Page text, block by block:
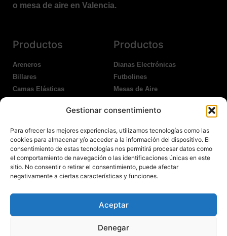
Gestionar consentimiento
Para ofrecer las mejores experiencias, utilizamos tecnologías como las
cookies para almacenar y/o acceder a la información del dispositivo. El
consentimiento de estas tecnologías nos permitirá procesar datos como
el comportamiento de navegación o las identificaciones únicas en este
sitio. No consentir o retirar el consentimiento, puede afectar
negativamente a ciertas características y funciones.
Aceptar
Denegar
o mesa de aire en Valencia.
Productos
Areneros
Billares
Camas Elásticas
Productos
Dianas Electrónicas
Futbolines
Mesas de Aire
Ping Pong Exterior
Nosotros
Atención al Cliente
Garantías
Contacto
Política Devoluciones
Legales
Aviso Legal
Política de Privacidad
Política de Cookies
Polítíca de RRSS